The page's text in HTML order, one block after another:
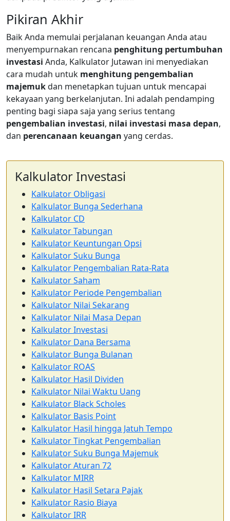
Pikiran Akhir
Baik Anda memulai perjalanan keuangan Anda atau
menyempurnakan rencana penghitung pertumbuhan
investasi Anda, Kalkulator Jutawan ini menyediakan
cara mudah untuk menghitung pengembalian
majemukdan menetapkan tujuan untuk mencapai
kekayaan yang berkelanjutan. Ini adalah pendamping
penting bagi siapa saja yang serius tentang
pengembalian investasi, nilai investasi masa depan,
dan perencanaan keuangan yang cerdas.
Kalkulator Investasi
Kalkulator Obligasi
Kalkulator Bunga Sederhana
Kalkulator CD
Kalkulator Tabungan
Kalkulator Keuntungan Opsi
Kalkulator Suku Bunga
Kalkulator Pengembalian Rata-Rata
Kalkulator Saham
Kalkulator Periode Pengembalian
Kalkulator Nilai Sekarang
Kalkulator Nilai Masa Depan
Kalkulator Investasi
Kalkulator Dana Bersama
Kalkulator Bunga Bulanan
Kalkulator ROAS
Kalkulator Hasil Dividen
Kalkulator Nilai Waktu Uang
Kalkulator Black Scholes
Kalkulator Basis Point
Kalkulator Hasil hingga Jatuh Tempo
Kalkulator Tingkat Pengembalian
Kalkulator Suku Bunga Majemuk
Kalkulator Aturan 72
Kalkulator MIRR
Kalkulator Hasil Setara Pajak
Kalkulator Rasio Biaya
Kalkulator IRR